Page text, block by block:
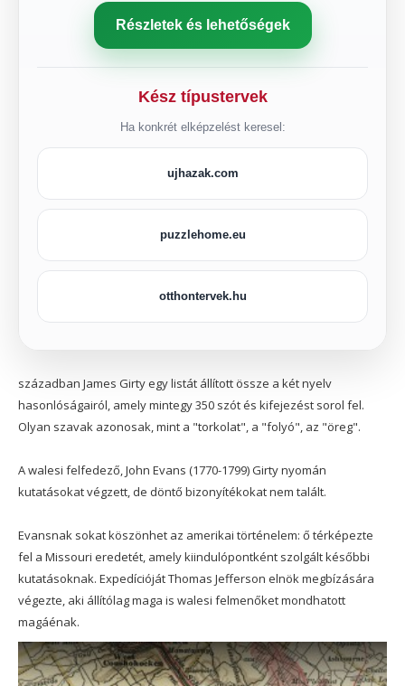
Részletek és lehetőségek
Kész típustervek
Ha konkrét elképzelést keresel:
ujhazak.com
puzzlehome.eu
otthontervek.hu
században James Girty egy listát állított össze a két nyelv
hasonlóságairól, amely mintegy 350 szót és kifejezést sorol fel.
Olyan szavak azonosak, mint a "torkolat", a "folyó", az "öreg".
A walesi felfedező, John Evans (1770-1799) Girty nyomán
kutatásokat végzett, de döntő bizonyítékokat nem talált.
Evansnak sokat köszönhet az amerikai történelem: ő térképezte
fel a Missouri eredetét, amely kiindulópontként szolgált későbbi
kutatásoknak. Expedícióját Thomas Jefferson elnök megbízására
végezte, aki állítólag maga is walesi felmenőket mondhatott
magáénak.